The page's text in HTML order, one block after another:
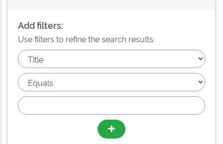
Add filters:
Use filters to refine the search results.